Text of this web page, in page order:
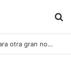
::Fútbol – El Metropolitano se prepara para otra gran noche de la Roja ante Inglaterra